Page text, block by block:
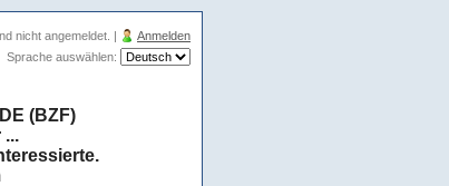
nicht angemeldet. |
Anmelden
Sprache auswählen:
(BZF)
...